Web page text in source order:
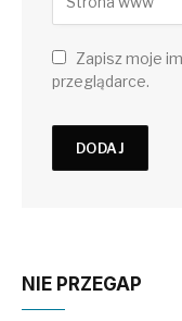
Zapisz moje
przeglądarce.
NIE PRZEGAP